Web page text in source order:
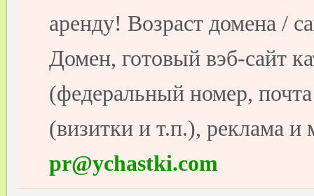
аренду! Возраст домена /
Домен, готовый вэб-сайт
(федеральный номер,
(визитки и т.п.), реклама и
pr@ychastki.com